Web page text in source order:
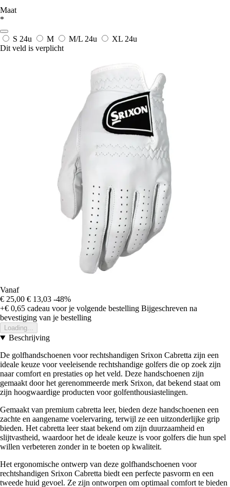
Maat
*
S 24u M M/L 24u XL 24u
Dit veld is verplicht
Vanaf
€ 25,00 € 13,03 -48%
+€ 0,65 cadeau voor je volgende bestelling Bijgeschreven na
bevestiging van je bestelling
Loading...
Beschrijving
De golfhandschoenen voor rechtshandigen Srixon Cabretta zijn een
ideale keuze voor veeleisende rechtshandige golfers die op zoek zijn
naar comfort en prestaties op het veld. Deze handschoenen zijn
gemaakt door het gerenommeerde merk Srixon, dat bekend staat om
zijn hoogwaardige producten voor golfenthousiastelingen.
Gemaakt van premium cabretta leer, bieden deze handschoenen een
zachte en aangename voelervaring, terwijl ze een uitzonderlijke grip
bieden. Het cabretta leer staat bekend om zijn duurzaamheid en
slijtvastheid, waardoor het de ideale keuze is voor golfers die hun spel
willen verbeteren zonder in te boeten op kwaliteit.
Het ergonomische ontwerp van deze golfhandschoenen voor
rechtshandigen Srixon Cabretta biedt een perfecte pasvorm en een
tweede huid gevoel. Ze zijn ontworpen om optimaal comfort te bieden